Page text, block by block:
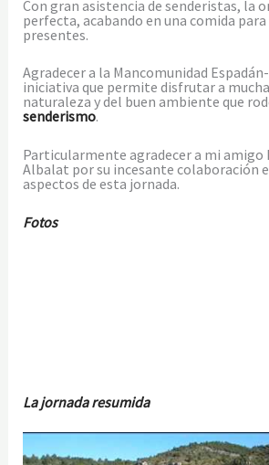
Con gran asistencia de senderistas, la
perfecta, acabando en una comida
presentes.
Agradecer a la Mancomunidad
iniciativa que permite disfrutar a
naturaleza y del buen ambiente que
senderismo.
Particularmente agradecer a mi amigo
Albalat por su incesante colaboración
aspectos de esta jornada.
Fotos
La jornada resumida